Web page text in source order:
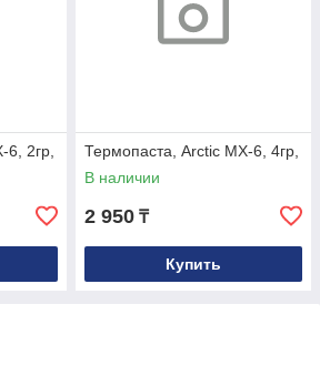
6, 2гр,
Термопаста, Arctic MX-6, 4гр,
В наличии
2 950 ₸
Купить